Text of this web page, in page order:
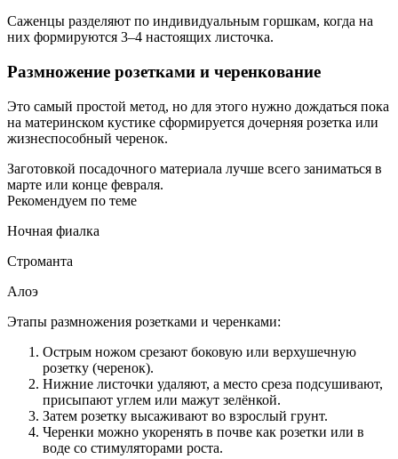
Саженцы разделяют по индивидуальным горшкам, когда на
них формируются 3–4 настоящих листочка.
Размножение розетками и черенкование
Это самый простой метод, но для этого нужно дождаться пока
на материнском кустике сформируется дочерняя розетка или
жизнеспособный черенок.
Заготовкой посадочного материала лучше всего заниматься в
марте или конце февраля.
Рекомендуем по теме
Ночная фиалка
Строманта
Алоэ
Этапы размножения розетками и черенками:
Острым ножом срезают боковую или верхушечную
розетку (черенок).
Нижние листочки удаляют, а место среза подсушивают,
присыпают углем или мажут зелёнкой.
Затем розетку высаживают во взрослый грунт.
Черенки можно укоренять в почве как розетки или в
воде со стимуляторами роста.